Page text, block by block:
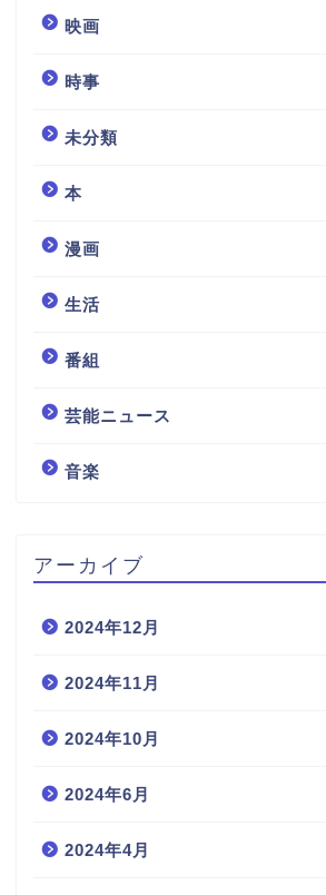
映画
時事
未分類
本
漫画
生活
番組
芸能ニュース
音楽
アーカイブ
2024年12月
2024年11月
2024年10月
2024年6月
2024年4月